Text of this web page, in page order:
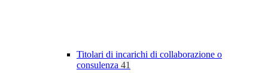
Titolari di incarichi di collaborazione o
consulenza 41